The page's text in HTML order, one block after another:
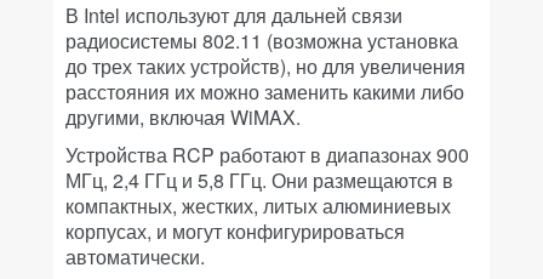
В Intel используют для дальней связи
радиосистемы 802.11 (возможна установка
до трех таких устройств), но для увеличения
расстояния их можно заменить какими либо
другими, включая WiMAX.
Устройства RCP работают в диапазонах 900
МГц, 2,4 ГГц и 5,8 ГГц. Они размещаются в
компактных, жестких, литых алюминиевых
корпусах, и могут конфигурироваться
автоматически.